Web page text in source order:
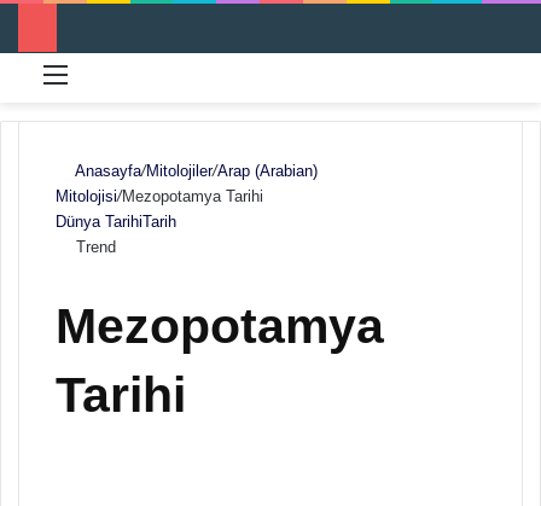
Anasayfa/Mitolojiler/Arap (Arabian)
Mitolojisi/Mezopotamya Tarihi
Dünya TarihiTarih
Trend
Mezopotamya
Tarihi